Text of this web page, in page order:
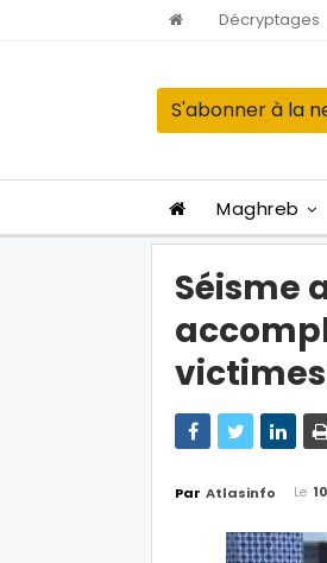
Décryptages
S'abonner à la
Maghreb
Séisme
Par Atlasinfo Le